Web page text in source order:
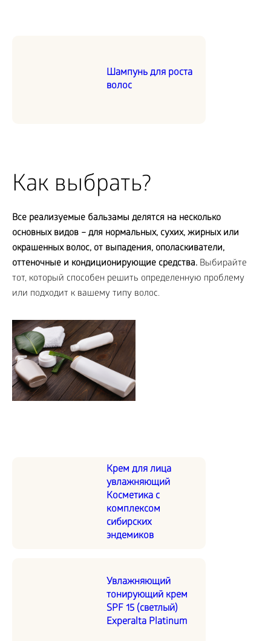
Шампунь для роста
волос
Как выбрать?
Все реализуемые бальзамы делятся на несколько
основных видов – для нормальных, сухих, жирных или
окрашенных волос, от выпадения, ополаскиватели,
оттеночные и кондиционирующие средства. Выбирайте
тот, который способен решить определенную проблему
или подходит к вашему типу волос.
Крем для лица
увлажняющий
Косметика с
комплексом
сибирских
эндемиков
Увлажняющий
тонирующий крем
SPF 15 (светлый)
Experalta Platinum